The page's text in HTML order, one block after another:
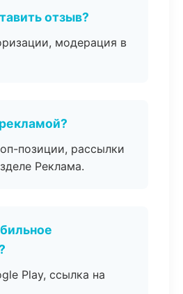
отзыв?
модерация в
позиции, рассылки
Реклама.
Play, ссылка на